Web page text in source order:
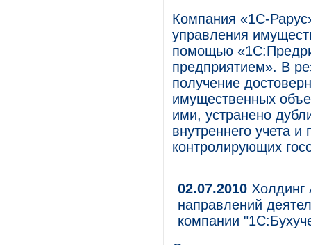
Компания «1С-
управления
помощью
предприятием». В
получение
имущественных
ими, устранено
внутреннего учета и
контролирующих
02.07.2010 Холдинг
направлений
компании